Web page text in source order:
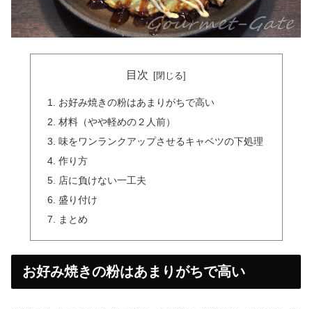
目次
お好み焼きの粉はあまりがちで高い
材料（やや軽めの２人前）
味をワンランクアップさせるキャベツの下処理
作り方
店に負けない一工夫
盛り付け
まとめ
お好み焼きの粉はあまりがちで高い